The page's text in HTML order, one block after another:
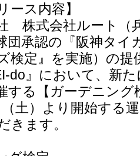
ース内容】
株式会社ルート（
承認の『阪神タイ
検定』を実施）の提
do』において、新
する【ガーデニン
土）より開始する
きます。